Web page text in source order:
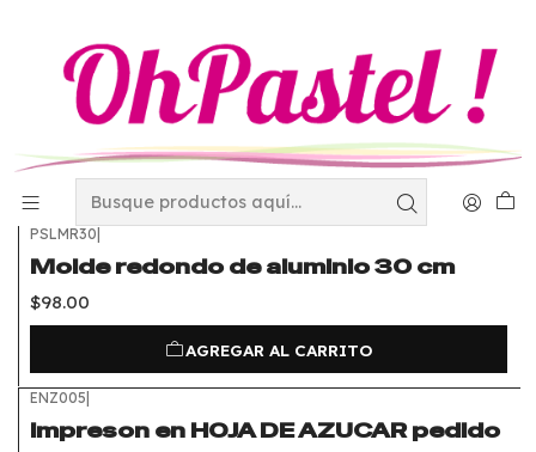
mercadolibre
FILTROS
PSLMR30|
Molde redondo de aluminio 30 cm
$98.00
AGREGAR AL CARRITO
ENZ005|
Impreson en HOJA DE AZUCAR pedido